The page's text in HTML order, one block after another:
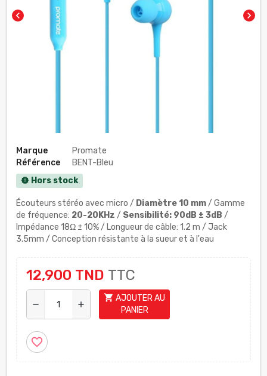
chevron_left chevron_right
Marque
Promate
Référence
BENT-Bleu
new_releases Hors stock
Écouteurs stéréo avec micro / Diamètre 10 mm/ Gamme
de fréquence: 20-20KHz / Sensibilité: 90dB ± 3dB /
Impédance 18Ω ± 10% / Longueur de câble: 1.2 m / Jack
3.5mm / Conception résistante à la sueur et à l'eau
12,900 TND TTC
remove add
shopping_cart AJOUTER AU
PANIER
favorite_border